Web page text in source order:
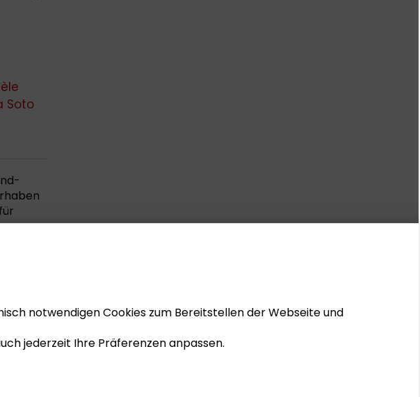
Soto
notwendigen Cookies zum Bereitstellen der Webseite und
jederzeit Ihre Präferenzen anpassen.